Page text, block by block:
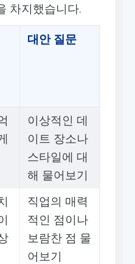
차지했습니다.
대안 질문
이상적인 데
이트 장소나
스타일에 대
해 물어보기
직업의 매력
적인 점이나
보람찬 점 물
어보기